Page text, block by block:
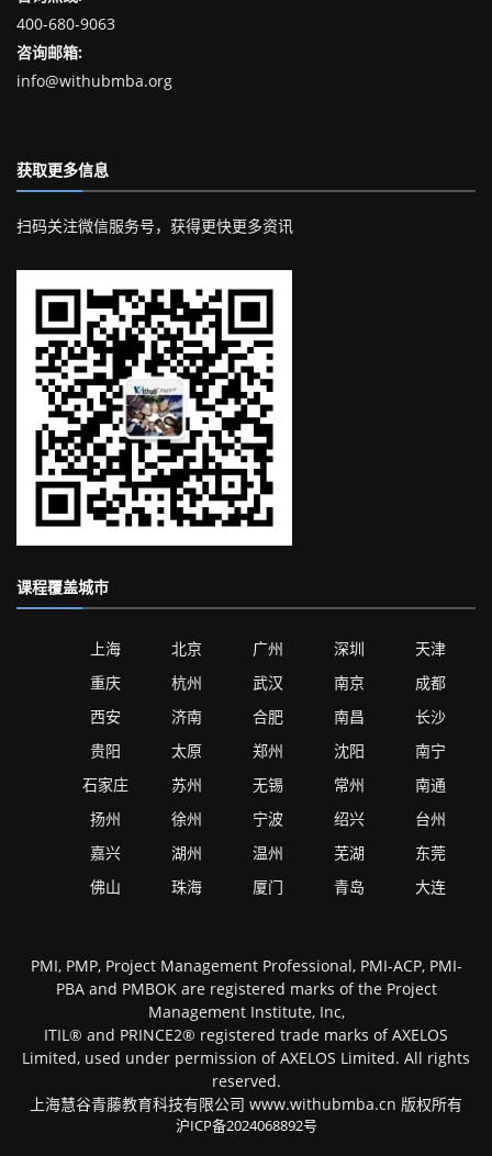
400-680-9063
咨询邮箱:
info@withubmba.org
获取更多信息
扫码关注微信服务号，获得更快更多资讯
课程覆盖城市
上海 北京 广州 深圳
天津
重庆
杭州 武汉 南京
成都
西安
济南 合肥 南昌
长沙
贵阳
太原 郑州 沈阳
南宁
石家庄
苏州 无锡 常州
南通
扬州
徐州 宁波 绍兴
台州
嘉兴
湖州 温州 芜湖
东莞
佛山
珠海 厦门 青岛 大连
PMI, PMP, Project Management Professional, PMI-ACP, PMI-
PBA and PMBOK are registered marks of the Project
Management Institute, Inc,
ITIL® and PRINCE2® registered trade marks of AXELOS
Limited, used under permission of AXELOS Limited. All rights
reserved.
上海慧谷青藤教育科技有限公司 www.withubmba.cn 版权所有
沪ICP备2024068892号